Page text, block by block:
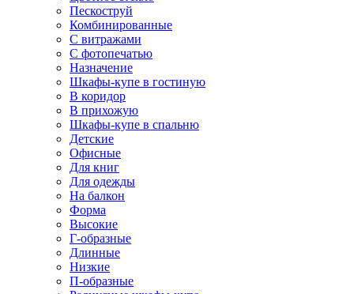
Пескоструй
Комбинированные
С витражами
С фотопечатью
Назначение
Шкафы-купе в гостиную
В коридор
В прихожую
Шкафы-купе в спальню
Детские
Офисные
Для книг
Для одежды
На балкон
Форма
Высокие
Г-образные
Длинные
Низкие
П-образные